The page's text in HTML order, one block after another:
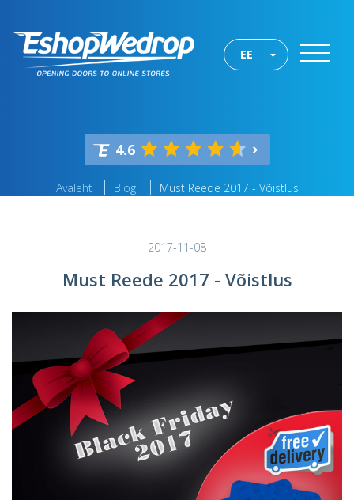
EE
4.6
Avaleht Blogi Must Reede 2017 - Võistlus
2017-11-08
Must Reede 2017 - Võistlus